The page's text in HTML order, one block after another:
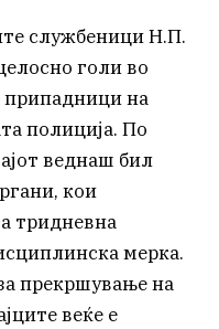
службеници Н.П.
голи во
припадници на
полиција. По
веднаш бил
кои
тридневна
мерка.
прекршување на
веќе е